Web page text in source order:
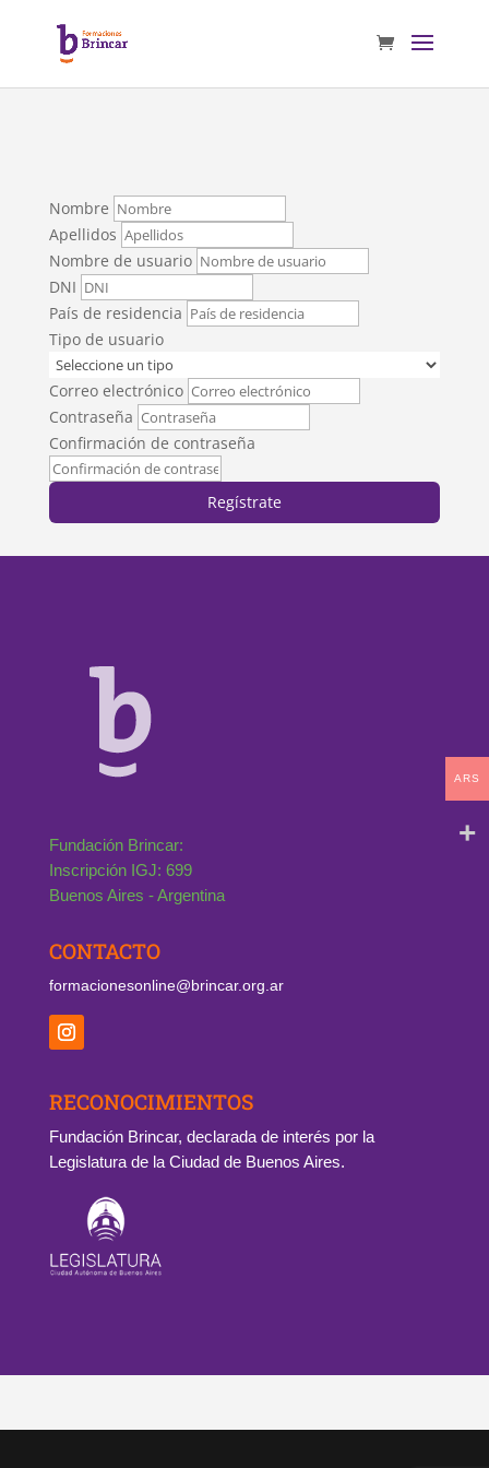
Nombre
Apellidos
Nombre de usuario
DNI
País de residencia
Tipo de usuario
Correo electrónico
Contraseña
Confirmación de contraseña
Regístrate
Fundación Brincar:
Inscripción IGJ: 699
Buenos Aires - Argentina
CONTACTO
formacionesonline@brincar.org.ar
RECONOCIMIENTOS
Fundación Brincar, declarada de interés por la
Legislatura de la Ciudad de Buenos Aires.
ARS